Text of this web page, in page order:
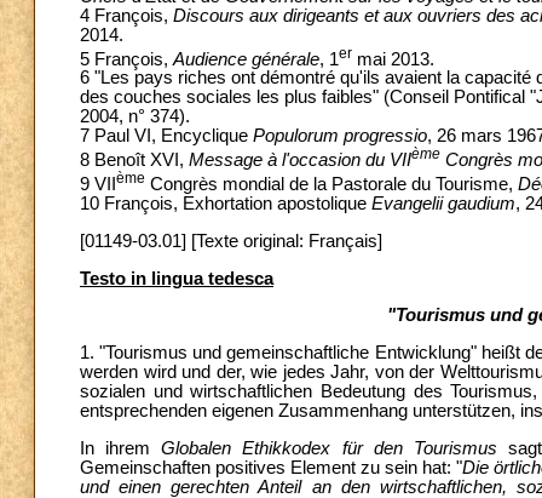
4 François, Discours aux dirigeants et aux ouvriers des
2014.
5 François, Audience générale, 1er mai 2013.
6 "Les pays riches ont démontré qu'ils avaient la
des couches sociales les plus faibles" (Conseil Pontifical
2004, n° 374).
7 Paul VI, Encyclique Populorum progressio, 26 mars
8 Benoît XVI, Message à l'occasion du VIIème Congrès
9 VII ème Congrès mondial de la Pastorale du Tourisme,
10 François, Exhortation apostolique Evangelii gaudium,
[01149-03.01] [Texte original: Français]
Testo in lingua tedesca
"Tourismus und
1. "Tourismus und gemeinschaftliche Entwicklung" heißt
werden wird und der, wie jedes Jahr, von der
sozialen und wirtschaftlichen Bedeutung des
entsprechenden eigenen Zusammenhang unterstützen,
In ihremGlobalen Ethikkodex für den Tourismus
Gemeinschaften positives Element zu sein hat: "Die
und einen gerechten Anteil an den wirtschaftlichen,